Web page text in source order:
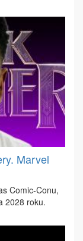
Marvel
Co­mic-Co­nu,
2028 ro­ku.